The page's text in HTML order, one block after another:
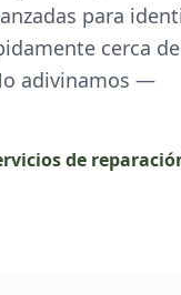
para
cerca
adivinamos —
de